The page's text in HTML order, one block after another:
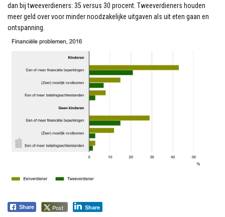
dan bij tweeverdieners: 35 versus 30 procent. Tweeverdieners houden
meer geld over voor minder noodzakelijke uitgaven als uit eten gaan en
ontspanning.
Share Post Share